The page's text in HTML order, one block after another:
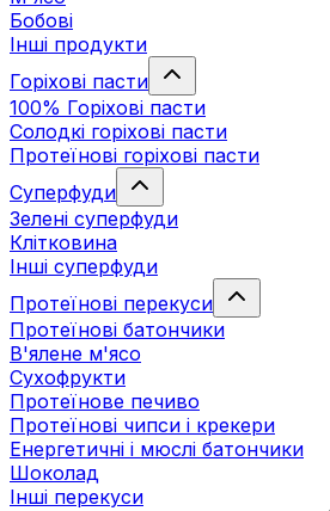
Бобові
Інші продукти
Горіхові пасти
100% Горіхові пасти
Солодкі горіхові пасти
Протеїнові горіхові пасти
Суперфуди
Зелені суперфуди
Клітковина
Інші суперфуди
Протеїнові перекуси
Протеїнові батончики
В'ялене м'ясо
Сухофрукти
Протеїнове печиво
Протеїнові чипси і крекери
Енергетичні і мюслі батончики
Шоколад
Інші перекуси